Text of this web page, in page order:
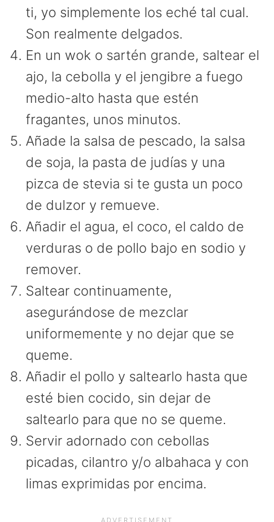
ti, yo simplemente los eché tal cual.
Son realmente delgados.
En un wok o sartén grande, saltear el
ajo, la cebolla y el jengibre a fuego
medio-alto hasta que estén
fragantes, unos minutos.
Añade la salsa de pescado, la salsa
de soja, la pasta de judías y una
pizca de stevia si te gusta un poco
de dulzor y remueve.
Añadir el agua, el coco, el caldo de
verduras o de pollo bajo en sodio y
remover.
Saltear continuamente,
asegurándose de mezclar
uniformemente y no dejar que se
queme.
Añadir el pollo y saltearlo hasta que
esté bien cocido, sin dejar de
saltearlo para que no se queme.
Servir adornado con cebollas
picadas, cilantro y/o albahaca y con
limas exprimidas por encima.